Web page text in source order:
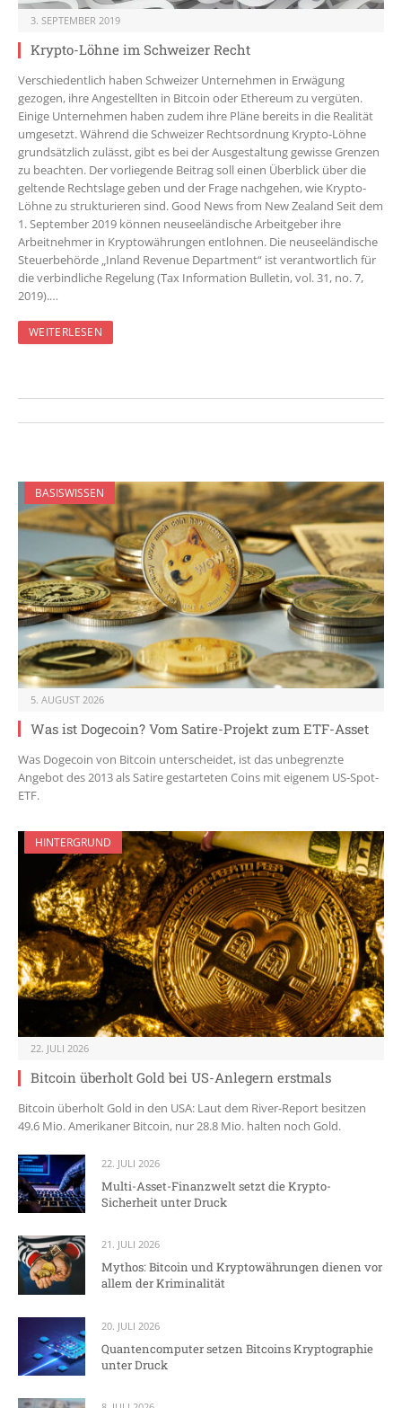
3. SEPTEMBER 2019
Krypto-Löhne im Schweizer Recht
Verschiedentlich haben Schweizer Unternehmen in Erwägung
gezogen, ihre Angestellten in Bitcoin oder Ethereum zu vergüten.
Einige Unternehmen haben zudem ihre Pläne bereits in die Realität
umgesetzt. Während die Schweizer Rechtsordnung Krypto-Löhne
grundsätzlich zulässt, gibt es bei der Ausgestaltung gewisse Grenzen
zu beachten. Der vorliegende Beitrag soll einen Überblick über die
geltende Rechtslage geben und der Frage nachgehen, wie Krypto-
Löhne zu strukturieren sind. Good News from New Zealand Seit dem
1. September 2019 können neuseeländische Arbeitgeber ihre
Arbeitnehmer in Kryptowährungen entlohnen. Die neuseeländische
Steuerbehörde „Inland Revenue Department“ ist verantwortlich für
die verbindliche Regelung (Tax Information Bulletin, vol. 31, no. 7,
2019).…
WEITERLESEN
BASISWISSEN
5. AUGUST 2026
Was ist Dogecoin? Vom Satire-Projekt zum ETF-Asset
Was Dogecoin von Bitcoin unterscheidet, ist das unbegrenzte
Angebot des 2013 als Satire gestarteten Coins mit eigenem US-Spot-
ETF.
HINTERGRUND
22. JULI 2026
Bitcoin überholt Gold bei US-Anlegern erstmals
Bitcoin überholt Gold in den USA: Laut dem River-Report besitzen
49.6 Mio. Amerikaner Bitcoin, nur 28.8 Mio. halten noch Gold.
22. JULI 2026
Multi-Asset-Finanzwelt setzt die Krypto-
Sicherheit unter Druck
21. JULI 2026
Mythos: Bitcoin und Kryptowährungen dienen vor
allem der Kriminalität
20. JULI 2026
Quantencomputer setzen Bitcoins Kryptographie
unter Druck